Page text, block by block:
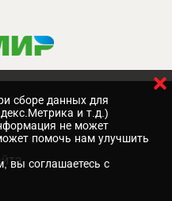
сборе данных для
и т.д.)
не может
помочь нам улучшить
вы соглашаетесь с